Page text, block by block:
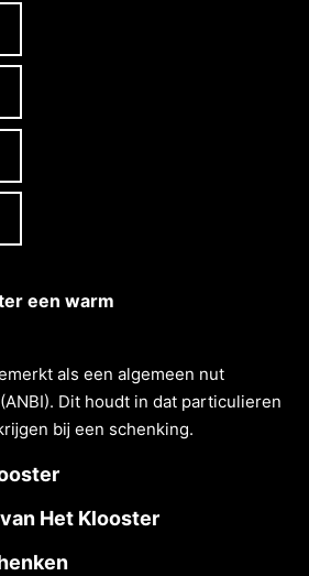
een warm
als een algemeen nut
Dit houdt in dat particulieren
bĳ een schenking.
Het Klooster